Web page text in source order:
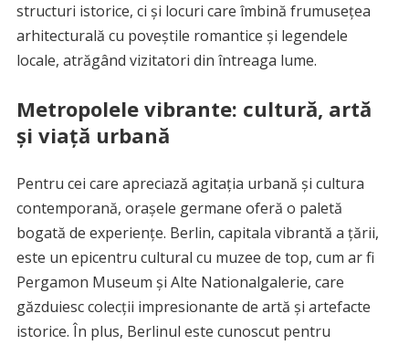
structuri istorice, ci și locuri care îmbină frumusețea
arhitecturală cu poveștile romantice și legendele
locale, atrăgând vizitatori din întreaga lume.
Metropolele vibrante: cultură, artă
și viață urbană
Pentru cei care apreciază agitația urbană și cultura
contemporană, orașele germane oferă o paletă
bogată de experiențe. Berlin, capitala vibrantă a țării,
este un epicentru cultural cu muzee de top, cum ar fi
Pergamon Museum și Alte Nationalgalerie, care
găzduiesc colecții impresionante de artă și artefacte
istorice. În plus, Berlinul este cunoscut pentru